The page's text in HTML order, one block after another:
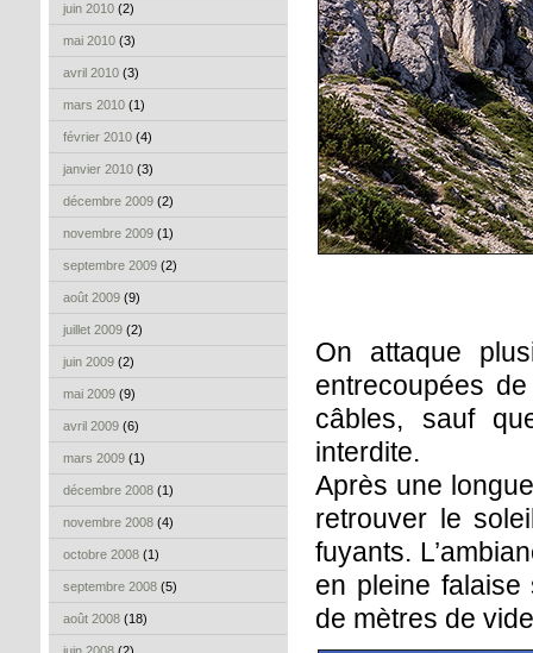
juin 2010 (2)
mai 2010 (3)
avril 2010 (3)
mars 2010 (1)
février 2010 (4)
janvier 2010 (3)
décembre 2009 (2)
novembre 2009 (1)
septembre 2009 (2)
août 2009 (9)
juillet 2009 (2)
juin 2009 (2)
mai 2009 (9)
avril 2009 (6)
mars 2009 (1)
décembre 2008 (1)
novembre 2008 (4)
octobre 2008 (1)
septembre 2008 (5)
août 2008 (18)
On attaque
entrecoupées
câbles, sauf
interdite.
Après une
retrouver le
fuyants.
en pleine
de mètres de